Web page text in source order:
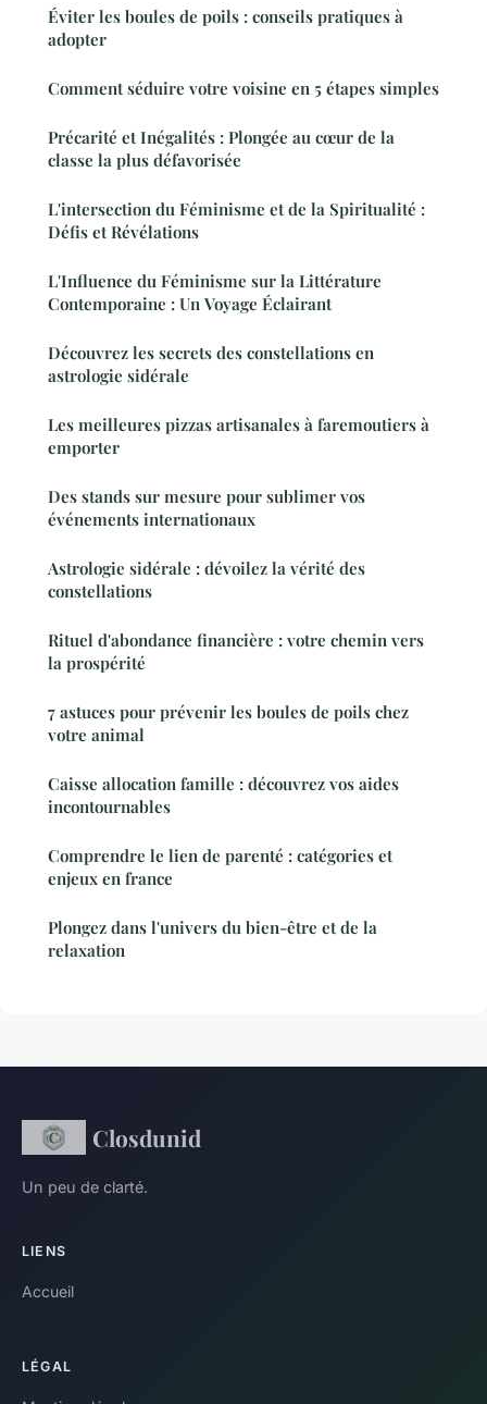
Éviter les boules de poils : conseils pratiques à
adopter
Comment séduire votre voisine en 5 étapes simples
Précarité et Inégalités : Plongée au cœur de la
classe la plus défavorisée
L'intersection du Féminisme et de la Spiritualité :
Défis et Révélations
L'Influence du Féminisme sur la Littérature
Contemporaine : Un Voyage Éclairant
Découvrez les secrets des constellations en
astrologie sidérale
Les meilleures pizzas artisanales à faremoutiers à
emporter
Des stands sur mesure pour sublimer vos
événements internationaux
Astrologie sidérale : dévoilez la vérité des
constellations
Rituel d'abondance financière : votre chemin vers
la prospérité
7 astuces pour prévenir les boules de poils chez
votre animal
Caisse allocation famille : découvrez vos aides
incontournables
Comprendre le lien de parenté : catégories et
enjeux en france
Plongez dans l'univers du bien-être et de la
relaxation
Closdunid
Un peu de clarté.
LIENS
Accueil
LÉGAL